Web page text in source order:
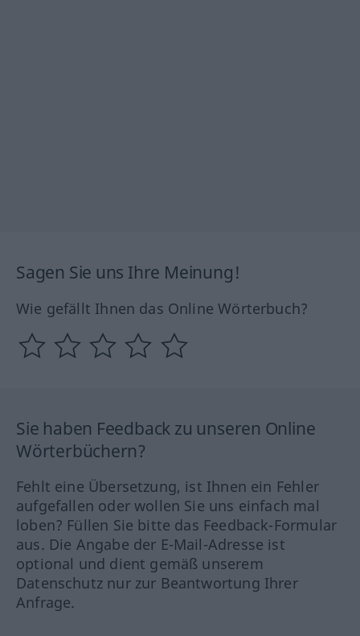
Sagen Sie uns Ihre Meinung!
Wie gefällt Ihnen das Online Wörterbuch?
Sie haben Feedback zu unseren Online
Wörterbüchern?
Fehlt eine Übersetzung, ist Ihnen ein Fehler
aufgefallen oder wollen Sie uns einfach mal
loben? Füllen Sie bitte das Feedback-Formular
aus. Die Angabe der E-Mail-Adresse ist
optional und dient gemäß unserem
Datenschutz nur zur Beantwortung Ihrer
Anfrage.